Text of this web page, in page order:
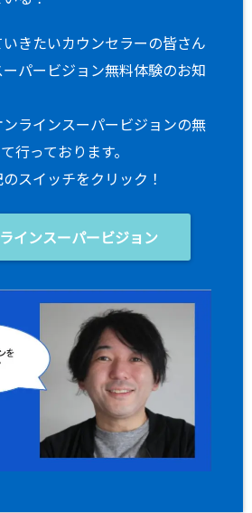
きたいカウンセラーの皆さん
パービジョン無料体験のお知
ラインスーパービジョンの無
行っております。
スイッチをクリック！
インスーパービジョン